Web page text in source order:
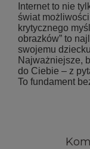
Internet to nie
świat
krytycznego
obrazków” to
swojemu
Najważniejsze,
do Ciebie – z
To fundament